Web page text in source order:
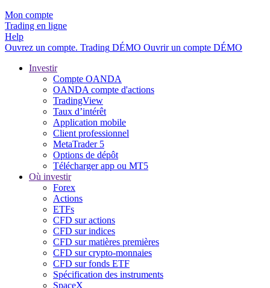
Mon compte
Trading en ligne
Help
Ouvrez un compte. Trading DÉMO Ouvrir un compte DÉMO
Investir
Compte OANDA
OANDA compte d'actions
TradingView
Taux d’intérêt
Application mobile
Client professionnel
MetaTrader 5
Options de dépôt
Télécharger app ou MT5
Où investir
Forex
Actions
ETFs
CFD sur actions
CFD sur indices
CFD sur matières premières
CFD sur crypto-monnaies
CFD sur fonds ETF
Spécification des instruments
SpaceX